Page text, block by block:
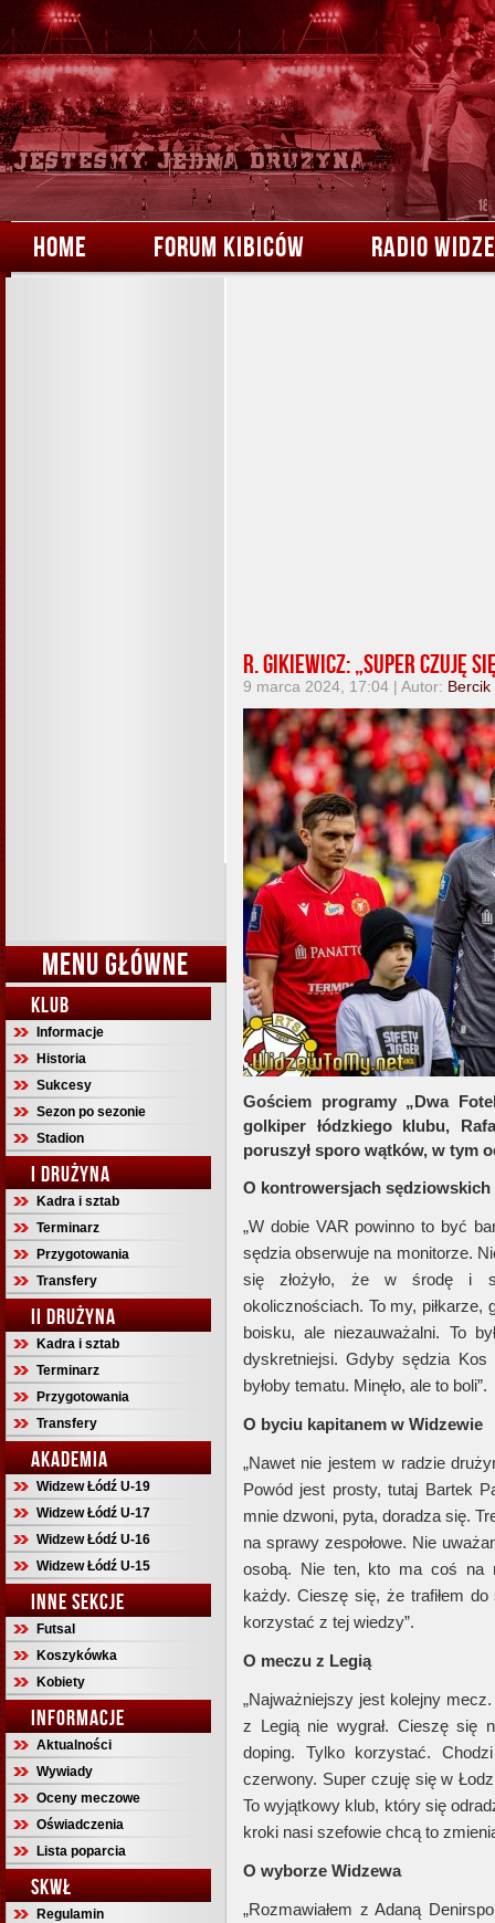
HOME FORUM KIBICÓW RADIO
MENU GŁÓWNE
KLUB
Informacje
Historia
Sukcesy
Sezon po sezonie
Stadion
I DRUŻYNA
Kadra i sztab
Terminarz
Przygotowania
Transfery
II DRUŻYNA
Kadra i sztab
Terminarz
Przygotowania
Transfery
AKADEMIA
Widzew Łódź U-19
Widzew Łódź U-17
Widzew Łódź U-16
Widzew Łódź U-15
INNE SEKCJE
Futsal
Koszykówka
Kobiety
INFORMACJE
Aktualności
Wywiady
Oceny meczowe
Oświadczenia
Lista poparcia
SKWŁ
Regulamin
R. Gikiewicz: „Super czuję
9 marca 2024, 17:04 | Autor: Bercik
Gościem programy „Dwa
golkiper łódzkiego klubu,
poruszył sporo wątków, w tym
O kontrowersjach sędziowskich
„W dobie VAR powinno to być
sędzia obserwuje na monitorze.
się złożyło, że w środę i
okolicznościach. To my, piłkarze,
boisku, ale niezauważalni. To
dyskretniejsi. Gdyby sędzia
byłoby tematu. Minęło, ale to boli”.
O byciu kapitanem w Widzewie
„Nawet nie jestem w radzie
Powód jest prosty, tutaj Bartek
mnie dzwoni, pyta, doradza się.
na sprawy zespołowe. Nie
osobą. Nie ten, kto ma coś na
każdy. Cieszę się, że trafiłem
korzystać z tej wiedzy”.
O meczu z Legią
„Najważniejszy jest kolejny
z Legią nie wygrał. Cieszę się
doping. Tylko korzystać.
czerwony. Super czuję się w
To wyjątkowy klub, który się
kroki nasi szefowie chcą to
O wyborze Widzewa
„Rozmawiałem z Adaną